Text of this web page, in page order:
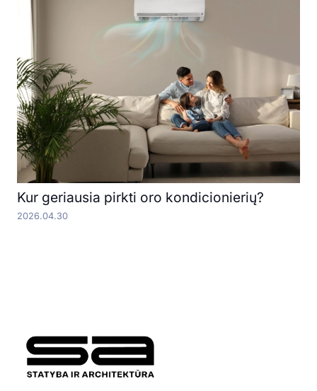
Kur geriausia pirkti oro kondicionierių?
2026.04.30